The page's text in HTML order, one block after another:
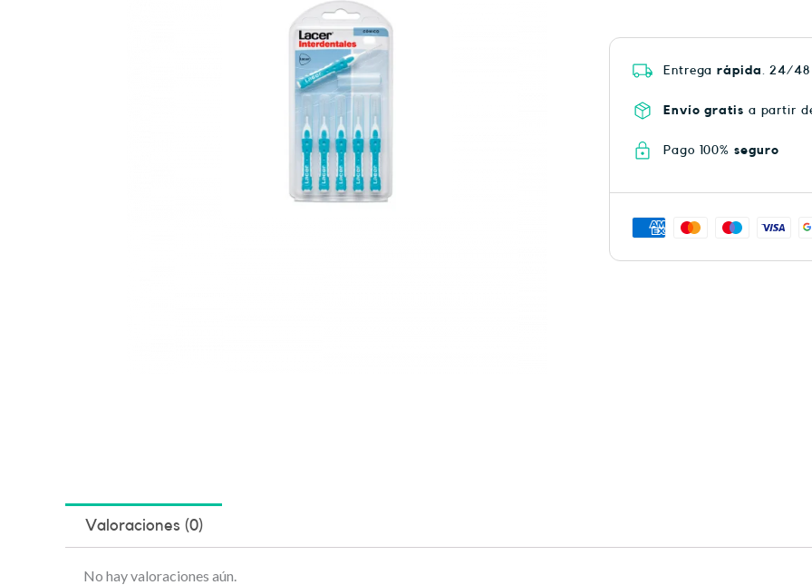
Entregarápida . 24/
Envío gratis a partir
Pago 100% seguro
Valoraciones (0)
No hay valoraciones aún.